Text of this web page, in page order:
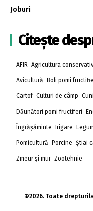
Joburi
Citește
AFIR Agricultura
Avicultură Boli pomi
Cartof Culturi de câmp
Dăunători pomi fructiferi
Îngrășăminte Irigare
Pomicultură Porcine Știai
Zmeur și mur Zootehnie
©2026. Toate